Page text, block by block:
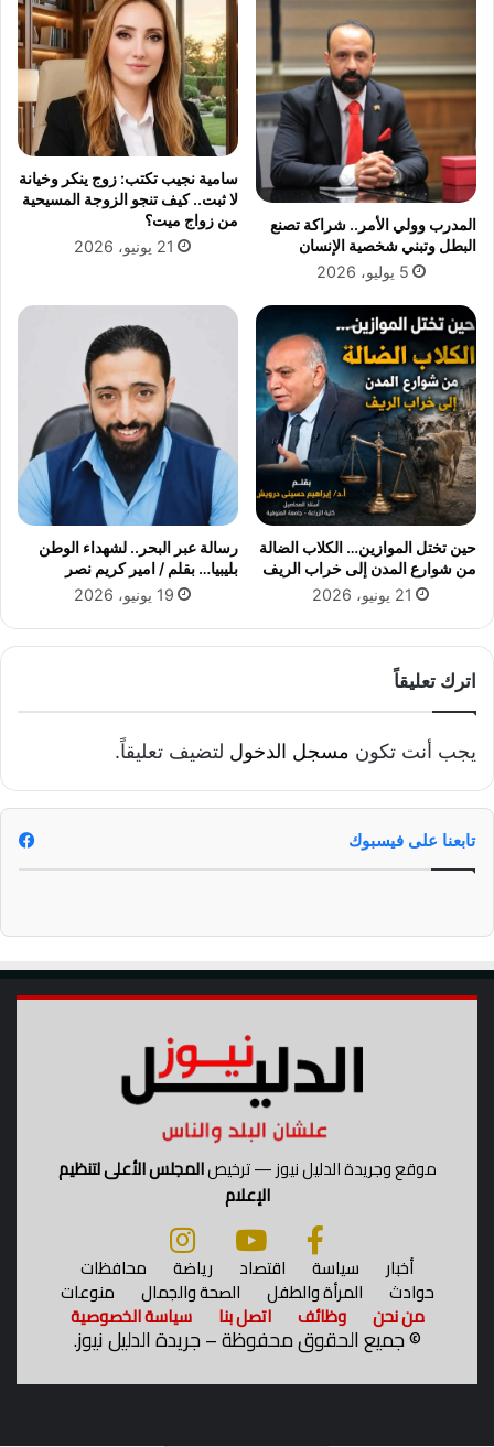
ق
و
ي
د
س
ل
ي
م
ن
و
إ
ح
ر
ا
ز
ه
ه
د
ف
ي
ن
ى
م
ر
م
ى
ل
إ
ن
ت
ج
ط
م
ع
د
ف
ه
3
س
ا
ء
و
ط
ف
ل
المدرب وولي الأمر.. شراكة تصنع
البطل وتبني شخصية الإنسان
5 يوليو، 2026
سامية نجيب تكتب: زوج ينكر وخيانة
لا ثبت.. كيف تنجو الزوجة المسيحية
من زواج ميت؟
21 يونيو، 2026
حين تختل الموازين… الكلاب الضالة
من شوارع المدن إلى خراب الريف
21 يونيو، 2026
رسالة عبر البحر.. لشهداء الوطن
بليبيا… بقلم / امير كريم نصر
19 يونيو، 2026
اترك تعليقاً
يجب أنت تكون مسجل الدخول لتضيف تعليقاً.
تابعنا على فيسبوك
موقع وجريدة الدليل نيوز — ترخيصالمجلس الأعلى لتنظيم
الإعلام
أخبار سياسة اقتصاد رياضة محافظات
حوادث المرأة والطفل الصحة والجمال منوعات
من نحن وظائف اتصل بنا سياسة الخصوصية
©جميع الحقوق محفوظة – جريدة الدليل نيوز.